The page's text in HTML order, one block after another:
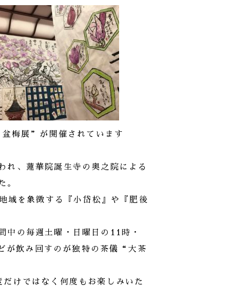
梅展”が開催されています
れ、蓮華院誕生寺の奥之院による
。
域を象徴する『小岱松』や『肥後
の毎週土曜・日曜日の11時・
が飲み回すのが独特の茶儀“大茶
けではなく何度もお楽しみいた